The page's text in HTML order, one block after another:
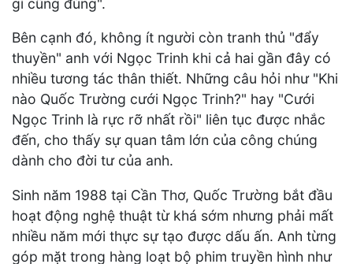
gì cũng đúng".
Bên cạnh đó, không ít người còn tranh thủ "đẩy
thuyền" anh với Ngọc Trinh khi cả hai gần đây có
nhiều tương tác thân thiết. Những câu hỏi như "Khi
nào Quốc Trường cưới Ngọc Trinh?" hay "Cưới
Ngọc Trinh là rực rỡ nhất rồi" liên tục được nhắc
đến, cho thấy sự quan tâm lớn của công chúng
dành cho đời tư của anh.
Sinh năm 1988 tại Cần Thơ, Quốc Trường bắt đầu
hoạt động nghệ thuật từ khá sớm nhưng phải mất
nhiều năm mới thực sự tạo được dấu ấn. Anh từng
góp mặt trong hàng loạt bộ phim truyền hình như